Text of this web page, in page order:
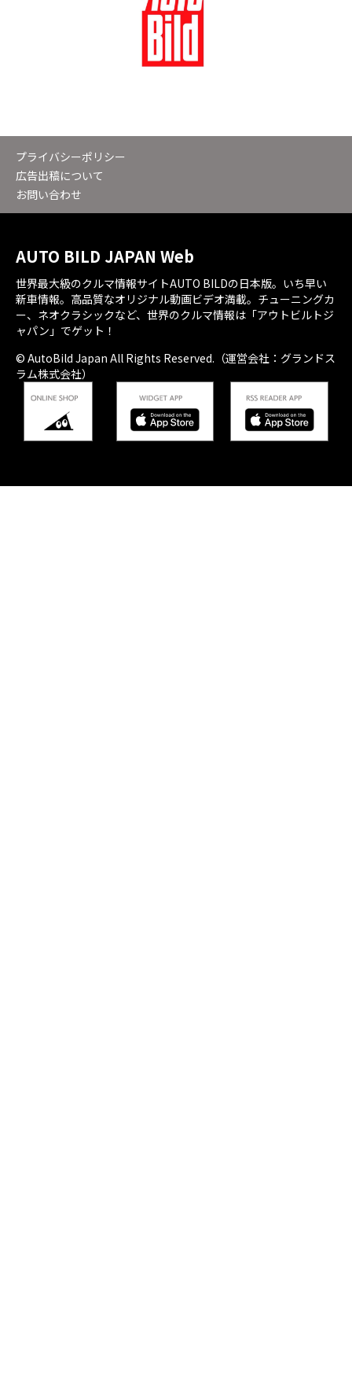
プライバシーポリシー
広告出稿について
お問い合わせ
AUTO BILD JAPAN Web
世界最大級のクルマ情報サイトAUTO BILDの日本版。いち早い
新車情報。高品質なオリジナル動画ビデオ満載。チューニングカ
ー、ネオクラシックなど、世界のクルマ情報は「アウトビルトジ
ャパン」でゲット！
© AutoBild Japan All Rights Reserved.（運営会社：グランドス
ラム株式会社）